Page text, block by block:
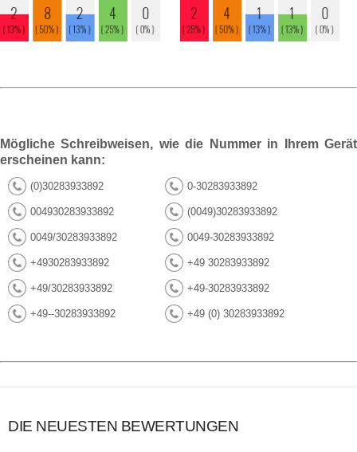
Mögliche Schreibweisen, wie die Nummer in Ihrem Gerät
erscheinen kann:
(0)30283933892 0-30283933892
004930283933892 (0049)30283933892
0049/30283933892 0049-30283933892
+4930283933892 +49 30283933892
+49/30283933892 +49-30283933892
+49--30283933892 +49 (0) 30283933892
DIE NEUESTEN BEWERTUNGEN